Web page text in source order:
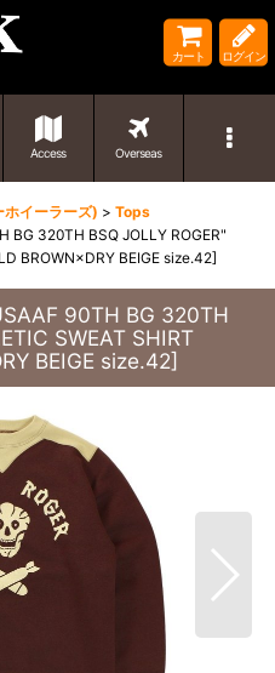
カート ログイン
Access Overseas
ホイーラーズ) > Tops
BG 320TH BSQ JOLLY ROGER"
BROWN×DRY BEIGE size.42]
90TH BG 320TH
SWEAT SHIRT
BEIGE size.42]